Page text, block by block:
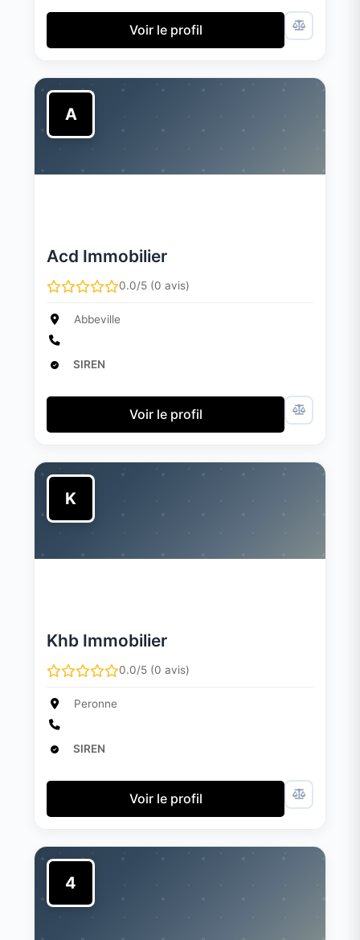
Voir le profil
A
Acd Immobilier
0.0/5 (0 avis)
Abbeville
SIREN
Voir le profil
K
Khb Immobilier
0.0/5 (0 avis)
Peronne
SIREN
Voir le profil
4